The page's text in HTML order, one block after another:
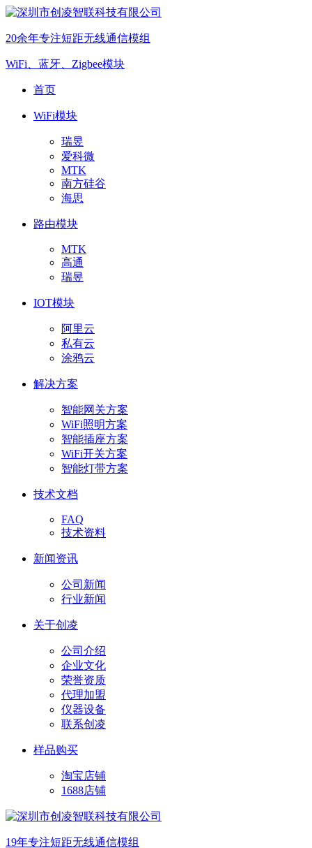
20余年专注短距无线通信模组
WiFi、蓝牙、Zigbee模块
首页
WiFi模块
瑞昱
爱科微
MTK
南方硅谷
海思
路由模块
MTK
高通
瑞昱
IOT模块
阿里云
私有云
涂鸦云
解决方案
智能网关方案
WiFi照明方案
智能插座方案
WiFi开关方案
智能灯带方案
技术文档
FAQ
技术资料
新闻资讯
公司新闻
行业新闻
关于创凌
公司介绍
企业文化
荣誉资质
代理加盟
仪器设备
联系创凌
样品购买
淘宝店铺
1688店铺
19年专注短距无线通信模组